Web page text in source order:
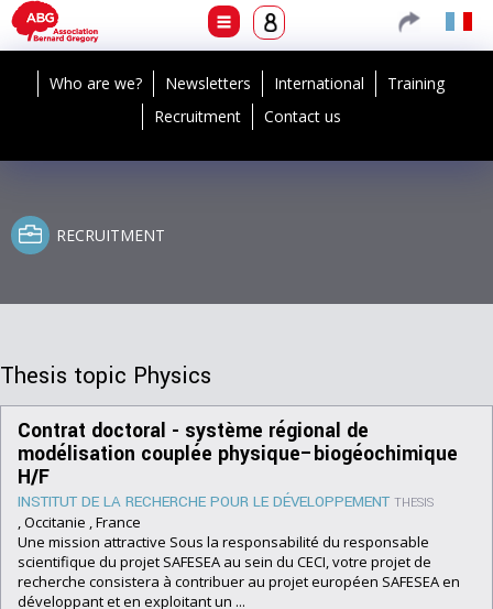
Who are we? Newsletters International
Training
Recruitment
Contact us
RECRUITMENT
Thesis topic Physics
Contrat doctoral - système régional de
modélisation couplée physique–biogéochimique
H/F
INSTITUT DE LA RECHERCHE POUR LE DÉVELOPPEMENT THESIS
, Occitanie , France
Une mission attractive Sous la responsabilité du responsable
scientifique du projet SAFESEA au sein du CECI, votre projet de
recherche consistera à contribuer au projet européen SAFESEA en
développant et en exploitant un ...